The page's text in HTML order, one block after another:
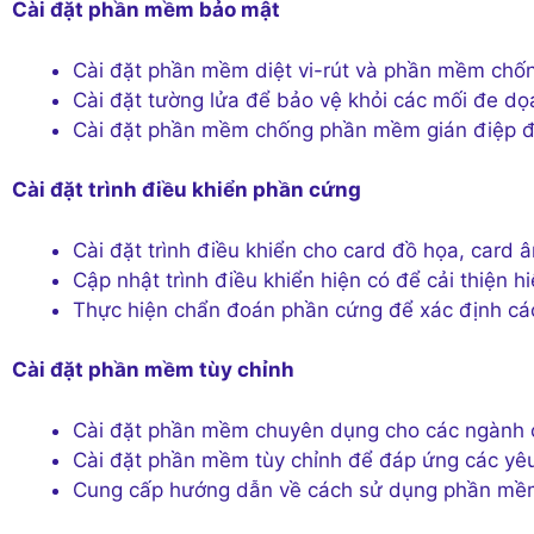
Cài đặt phần mềm bảo mật
Cài đặt phần mềm diệt vi-rút và phần mềm
Cài đặt tường lửa để bảo vệ khỏi các mối đe
Cài đặt phần mềm chống phần mềm gián điệp
Cài đặt trình điều khiển phần cứng
Cài đặt trình điều khiển cho card đồ họa, card
Cập nhật trình điều khiển hiện có để cải thiện
Thực hiện chẩn đoán phần cứng để xác định
Cài đặt phần mềm tùy chỉnh
Cài đặt phần mềm chuyên dụng cho các
Cài đặt phần mềm tùy chỉnh để đáp ứng các
Cung cấp hướng dẫn về cách sử dụng phần